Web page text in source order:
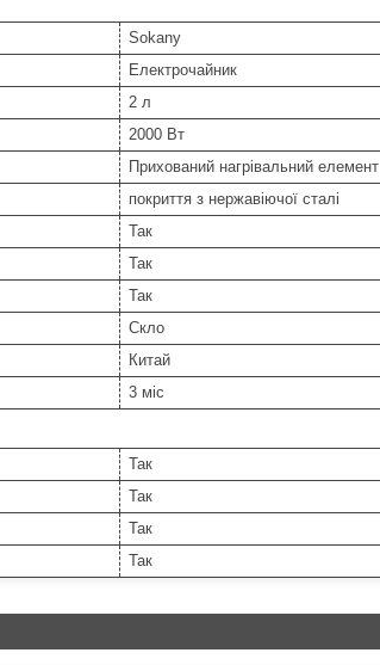
Sokany
Електрочайник
2 л
2000 Вт
Прихований нагрівальний елемент
покриття з нержавіючої сталі
Так
Так
Так
Скло
Китай
3 міс
Так
Так
Так
Так